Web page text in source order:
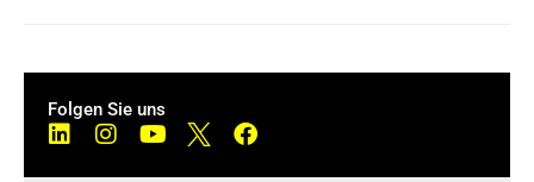
Folgen Sie uns